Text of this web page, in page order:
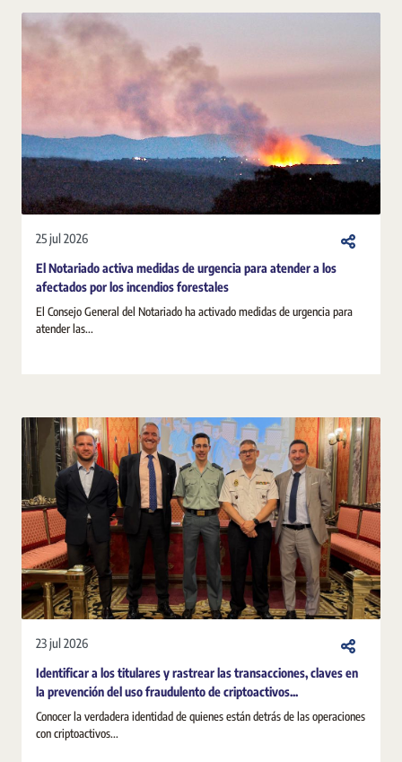
25 jul 2026
El Notariado activa medidas de urgencia para atender a los
afectados por los incendios forestales
El Consejo General del Notariado ha activado medidas de urgencia para
atender las...
23 jul 2026
Identificar a los titulares y rastrear las transacciones, claves en
la prevención del uso fraudulento de criptoactivos...
Conocer la verdadera identidad de quienes están detrás de las operaciones
con criptoactivos...